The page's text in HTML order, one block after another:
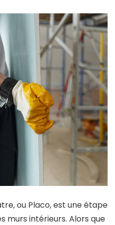
ou Placo, est une étape
murs intérieurs. Alors que